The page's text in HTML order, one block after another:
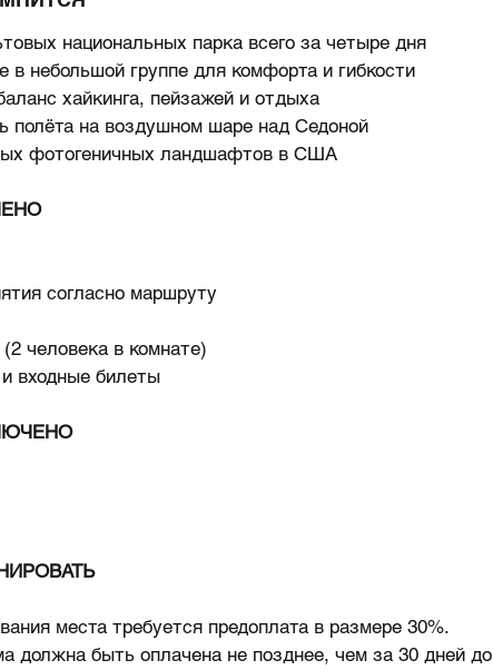
национальных парка всего за четыре дня
в небольшой группе для комфорта и гибкости
хайкинга, пейзажей и отдыха
полёта на воздушном шаре над Седоной
фотогеничных ландшафтов в США
согласно маршруту
человека в комнате)
входные билеты
места требуется предоплата в размере 30%.
должна быть оплачена не позднее, чем за 30 дней до